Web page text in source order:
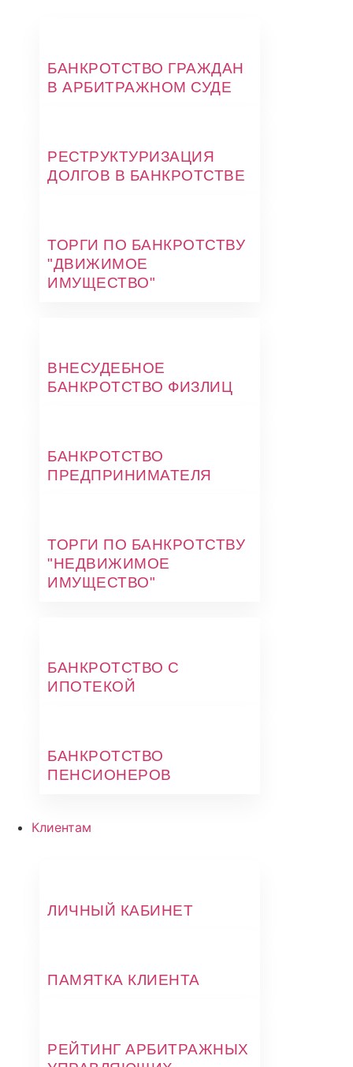
БАНКРОТСТВО ГРАЖДАН
В АРБИТРАЖНОМ СУДЕ
РЕСТРУКТУРИЗАЦИЯ
ДОЛГОВ В БАНКРОТСТВЕ
ТОРГИ ПО БАНКРОТСТВУ
"ДВИЖИМОЕ
ИМУЩЕСТВО"
ВНЕСУДЕБНОЕ
БАНКРОТСТВО ФИЗЛИЦ
БАНКРОТСТВО
ПРЕДПРИНИМАТЕЛЯ
ТОРГИ ПО БАНКРОТСТВУ
"НЕДВИЖИМОЕ
ИМУЩЕСТВО"
БАНКРОТСТВО С
ИПОТЕКОЙ
БАНКРОТСТВО
ПЕНСИОНЕРОВ
Клиентам
ЛИЧНЫЙ КАБИНЕТ
ПАМЯТКА КЛИЕНТА
РЕЙТИНГ АРБИТРАЖНЫХ